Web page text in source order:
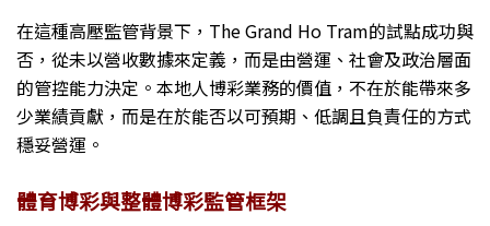
在這種高壓監管背景下，The Grand Ho Tram的試點成功與
否，從未以營收數據來定義，而是由營運、社會及政治層面
的管控能力決定。本地人博彩業務的價值，不在於能帶來多
少業績貢獻，而是在於能否以可預期、低調且負責任的方式
穩妥營運。
體育博彩與整體博彩監管框架